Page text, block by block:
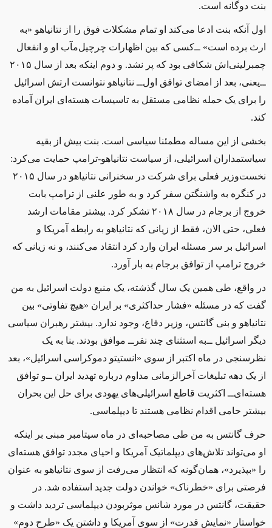
بنت دوگانه است.
اول آنکه بنت ادعا می‌کند او تمام مشکلات فوق را از نتانیاهو «به
ارث برده است» ‌ــ‌کسی که بین اظهارات چرچیل‌مآب او و انفعال
چمبرلینی‌اش شکافی بود که پر نشد. و دوم اینکه بعد از سال ۲۰۱۵
‌ــ‌یعنی، بعد از امضای توافق اول‌ــ‌ نتانیاهو نتوانست ارتش اسرائیل
را برای یک حمله نظامی مستقل به تاسیسات هسته‌ای ایران آماده
کند.
بخشی از این مساله مطمئنا سیاسی است. بنت بیش از بقیه
سیاستمداران اسرائیلی، از سیاست نتانیاهو-ترامپ حمایت می‌کرد:
نخست‌وزیر فعلی برای شرکت در سخنرانی نتانیاهو در سال ۲۰۱۵
در کنگره به واشنگتن سفر کرد و به‌ طور علنی از ترامپ بابت
خروج از برجام در سال ۲۰۱۸ تشکر کرد. بیشتر مقامات ارشد
فعلی، حتی الان، فقط از زیانی که نتانیاهو به رابطه آمریکا و
اسرائیل بر سر مسئله ایران وارد کرد انتقاد می‌کنند، و نه زیانی که
خروج ترامپ از توافق برجام به بار آورد.
در واقع، طی همین یک سال گذشته، یک منبع دولت اسرائیل به من
گفت که در مسئله «فشار حداکثری» بر ایران «هیچ تفاوتی» بین
نتانیاهو و بنی گانتس، وزیر دفاع، وجود ندارد. بیشتر رهبران سیاسی
دیگر اسرائیل ‌ــ‌به استثنای چند نفر‌ــ‌ موافق بودند. بنا به یک
نظرسنجی در ماه اکتبر از سوی «انستیتو دموکراسی اسرائیل»، بعد
از یک دهه تبلیغات آخرالزمانی مداوم درباره تهدید ایران ‌ــ‌و توافق
هسته‌ای‌ــ‌ اکثریت قاطع اسرائیلی‌های یهودی برای حل این بحران
بیشتر حامی اقدام نظامی هستند تا دیپلماسی.
حرف گانتس به من طی مصاحبه‌ای در ماه سپتامبر مبنی بر اینکه
او می‌تواند تلاش‌های دیپلماتیک آمریکا و احیای مجدد توافق هسته‌ای
را «بپذیرد»، همان‌گونه که انتظار می‌رفت از سوی نتانیاهو به عنوان
فرصتی برای «خطرناک» خواندن دولت جدید استفاده شد. در
حقیقت، گانتس در مورد شانس موثربودن دیپلماسی تردید داشت و
خواستار «نمایش قدرت» از سوی آمریکا و داشتن یک «طرح دوم»